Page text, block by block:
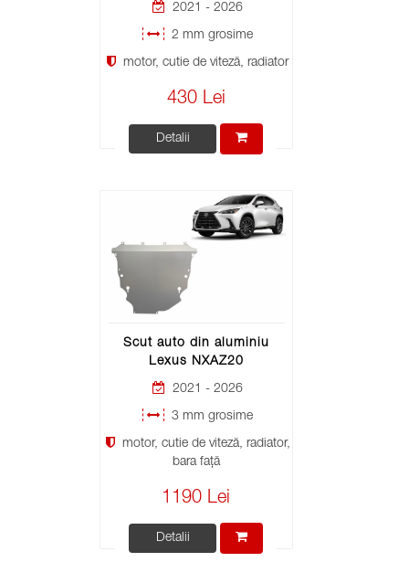
2021 - 2026
2 mm grosime
motor, cutie de viteză, radiator
430 Lei
Detalii
Scut auto din aluminiu
Lexus NXAZ20
2021 - 2026
3 mm grosime
motor, cutie de viteză, radiator,
bara față
1190 Lei
Detalii